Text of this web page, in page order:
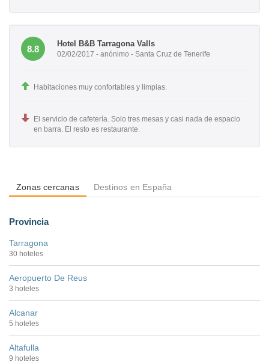
8.8
Hotel B&B Tarragona Valls
02/02/2017 - anónimo - Santa Cruz de Tenerife
Habitaciones muy confortables y limpias.
El servicio de cafetería. Solo tres mesas y casi nada de espacio
en barra. El resto es restaurante.
Zonas cercanas Destinos en España
Provincia
Tarragona
30 hoteles
Aeropuerto De Reus
3 hoteles
Alcanar
5 hoteles
Altafulla
9 hoteles